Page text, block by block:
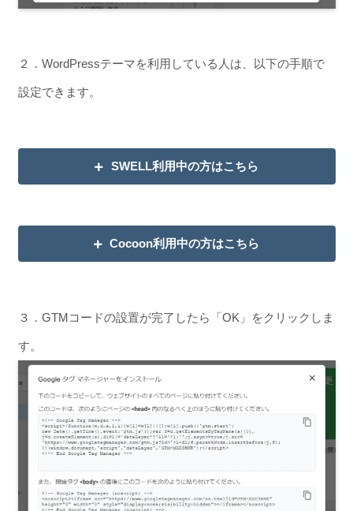
２．WordPressテーマを利用している人は、以下の手順で
設定できます。
SWELL利用中の方はこちら
Cocoon利用中の方はこちら
３．GTMコードの設置が完了したら「OK」をクリックしま
す。